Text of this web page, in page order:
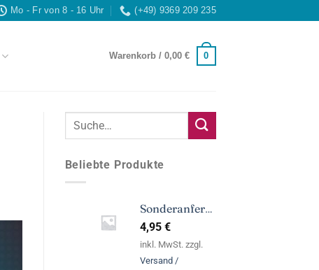
Mo - Fr von 8 - 16 Uhr (+49) 9369 209 235
Warenkorb / 0,00 € 0
Beliebte Produkte
Sonderanfertigung
4,95 €
inkl. MwSt. zzgl.
Versand /